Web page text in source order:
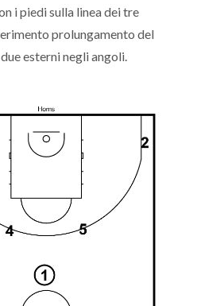
i piedi sulla linea dei tre
prolungamento del
esterni negli angoli.